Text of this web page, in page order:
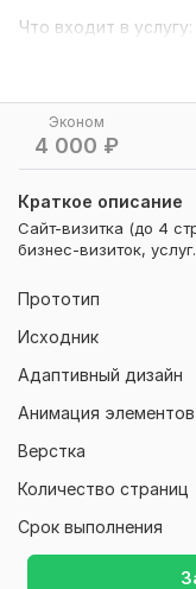
Эконом
4 000 ₽
Краткое описание
Сайт-визитка (до 4
бизнес-визиток, услуг.
Прототип
Исходник
Адаптивный дизайн
Анимация элементов
Верстка
Количество страниц
Срок выполнения
Что входит в услугу:
Прототипирование
Уникальный дизайн
планшеты и
Современный
навигация.
Контент-стратегия
помощь с Tilda).
Нужно для заказа:
- ТЗ (техническое